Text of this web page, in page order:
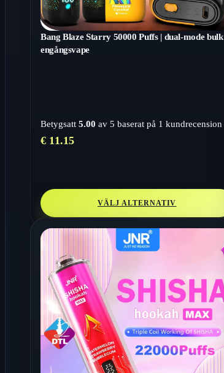
Bang Blaze Starry 50000 Puffs | dual-mode bulk
engångsvape
Betygsatt 5.00 av 5 baserat på 1 kundrecension
€ 11.15
VÄLJ ALTERNATIV